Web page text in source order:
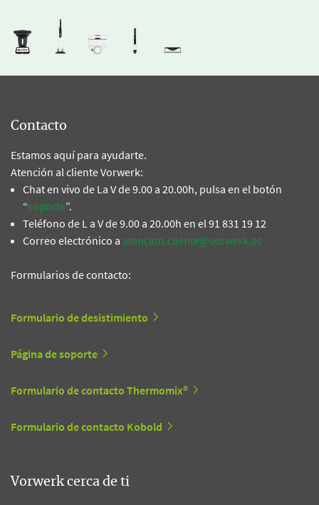
Contacto
Estamos aquí para ayudarte.
Atención al cliente Vorwerk:
Chat en vivo de La V de 9.00 a 20.00h, pulsa en el botón
“soporte”.
Teléfono de L a V de 9.00 a 20.00h en el 91 831 19 12
Correo electrónico a atencion.cliente@vorwerk.es
Formularios de contacto:
Formulario de desistimiento
Página de soporte
Formulario de contacto Thermomix®
Formulario de contacto Kobold
Vorwerk cerca de ti